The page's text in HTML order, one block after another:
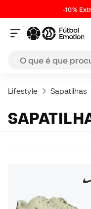
-10%
Lifestyle Sapatilhas